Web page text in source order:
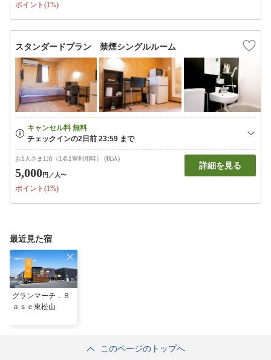
ポイント(1%)
スタンダードプラン 禁煙シングルルーム
お1人さま1泊（1名1室利用時） (税込)
5,000円 ／人〜
ポイント(1%)
詳細を見る
最近見た宿
グランマーチ．Ｂ
ａｓｅ東松山
このページのトップへ